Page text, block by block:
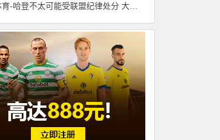
大发体育-哈登不太可能受联盟纪律处分 大胡子仍想被交易，大发助力你的致富之路！